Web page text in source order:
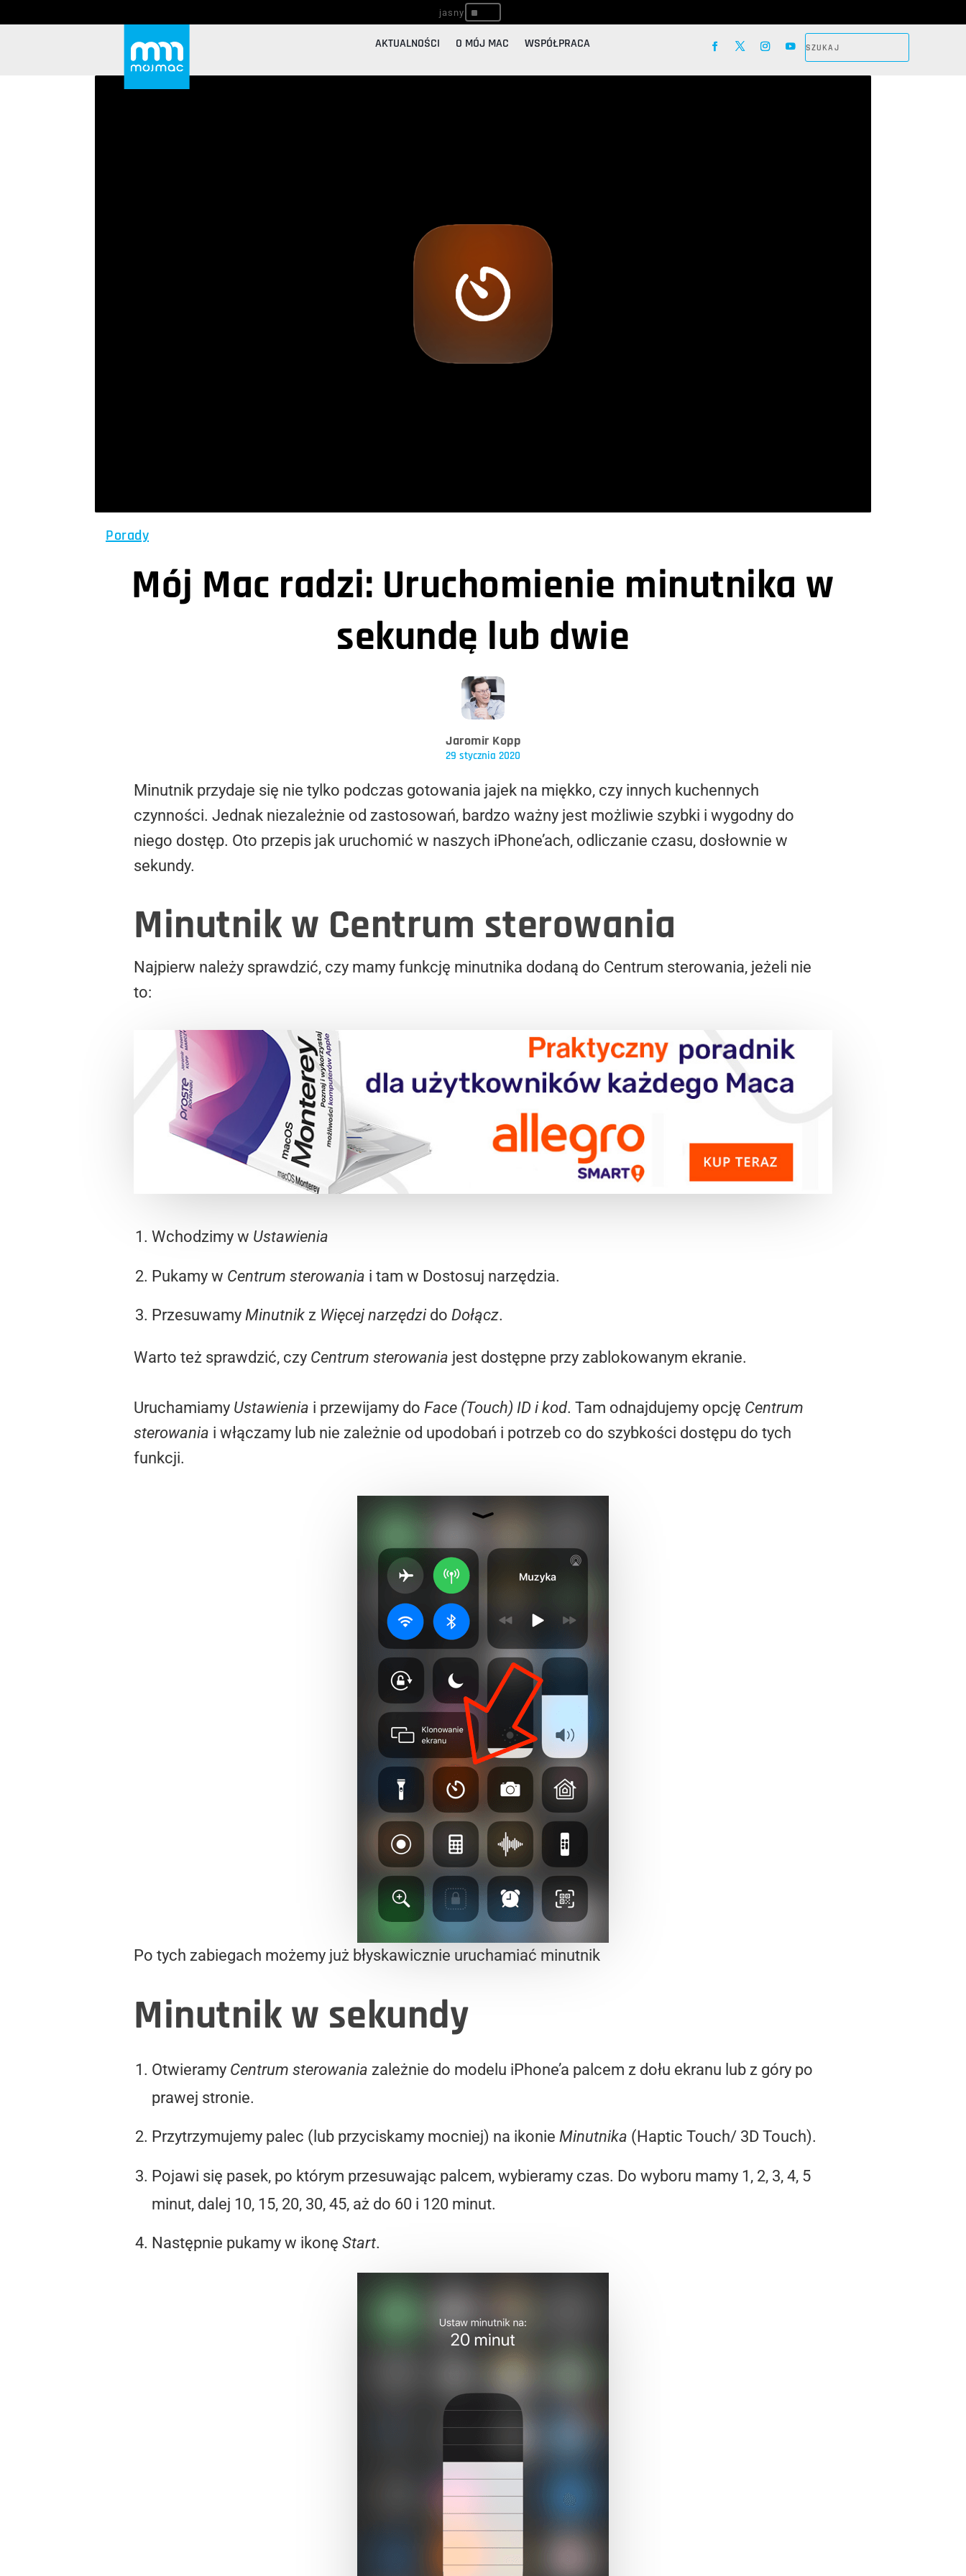
^
AKTUALNOŚCI O MÓJ MAC WSPÓŁPRACA
Porady
Mój Mac radzi: Uruchomienie minutnika w
sekundę lub dwie
Jaromir Kopp
29 stycznia 2020
Minutnik przydaje się nie tylko podczas gotowania jajek na miękko, czy innych kuchennych
czynności. Jednak niezależnie od zastosowań, bardzo ważny jest możliwie szybki i wygodny do
niego dostęp. Oto przepis jak uruchomić w naszych iPhone’ach, odliczanie czasu, dosłownie w
sekundy.
Minutnik w Centrum sterowania
Najpierw należy sprawdzić, czy mamy funkcję minutnika dodaną do Centrum sterowania, jeżeli nie
to:
Wchodzimy w Ustawienia
Pukamy w Centrum sterowania i tam w Dostosuj narzędzia.
PrzesuwamyMinutnik z Więcej narzędzidoDołącz.
Warto też sprawdzić, czy Centrum sterowania jest dostępne przy zablokowanym ekranie.
Uruchamiamy Ustawienia i przewijamy do Face (Touch) ID i kod. Tam odnajdujemy opcję Centrum
sterowania i włączamy lub nie zależnie od upodobań i potrzeb co do szybkości dostępu do tych
funkcji.
Po tych zabiegach możemy już błyskawicznie uruchamiać minutnik
Minutnik w sekundy
Otwieramy Centrum sterowania zależnie do modelu iPhone’a palcem z dołu ekranu lub z góry po
prawej stronie.
Przytrzymujemy palec (lub przyciskamy mocniej) na ikonieMinutnika (Haptic Touch/ 3D Touch).
Pojawi się pasek, po którym przesuwając palcem, wybieramy czas. Do wyboru mamy 1, 2, 3, 4, 5
minut, dalej 10, 15, 20, 30, 45, aż do 60 i 120 minut.
Następnie pukamy w ikonęStart.